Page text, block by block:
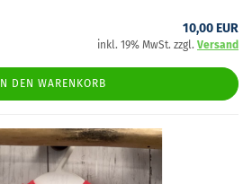
10,00 EUR
inkl. 19% MwSt. zzgl. Versand
IN DEN WARENKORB